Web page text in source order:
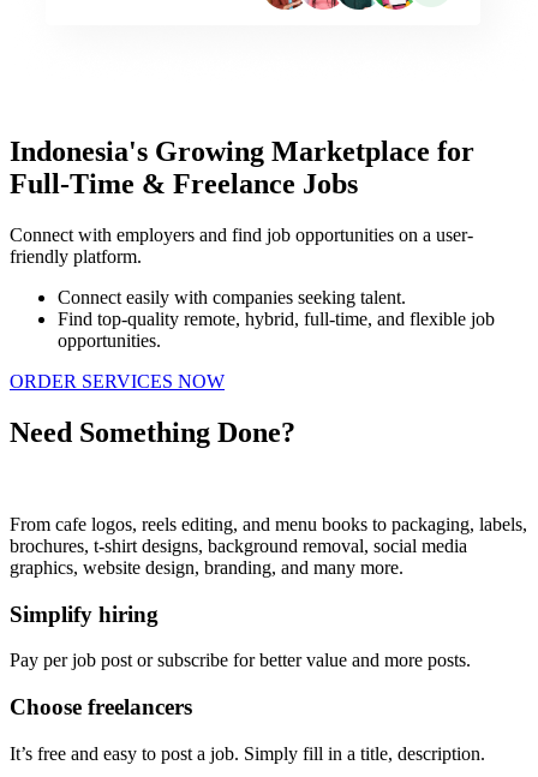
Indonesia's Growing Marketplace for
Full-Time & Freelance Jobs
Connect with employers and find job opportunities on a user-
friendly platform.
Connect easily with companies seeking talent.
Find top-quality remote, hybrid, full-time, and flexible job
opportunities.
ORDER SERVICES NOW
Need Something Done?
From cafe logos, reels editing, and menu books to packaging, labels,
brochures, t-shirt designs, background removal, social media
graphics, website design, branding, and many more.
Simplify hiring
Pay per job post or subscribe for better value and more posts.
Choose freelancers
It’s free and easy to post a job. Simply fill in a title, description.